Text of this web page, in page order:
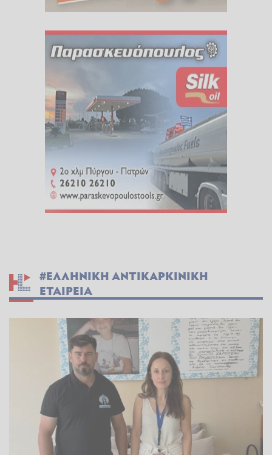
#ΕΛΛΗΝΙΚΗ ΑΝΤΙΚΑΡΚΙΝΙΚΗ
ΕΤΑΙΡΕΙΑ